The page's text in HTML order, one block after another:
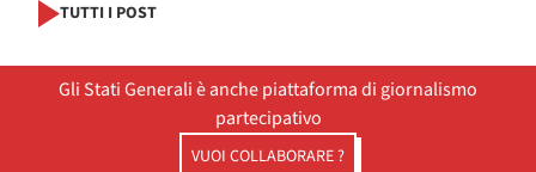
TUTTI I POST
Gli Stati Generali è anche piattaforma di giornalismo
partecipativo
VUOI COLLABORARE ?